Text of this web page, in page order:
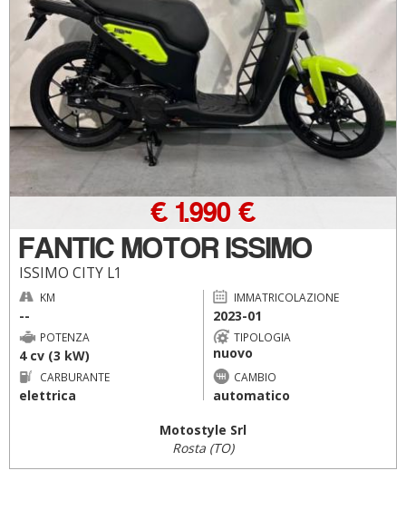
FANTIC MOTOR ISSIMO
ISSIMO CITY L1
€ 1.990 €
KM
--
IMMATRICOLAZIONE
2023-01
POTENZA
4 cv (3 kW)
TIPOLOGIA
nuovo
CARBURANTE
elettrica
CAMBIO
automatico
Motostyle Srl
Rosta (TO)